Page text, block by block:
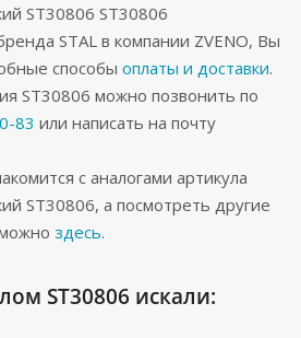
ST30806 ST30806
STAL в компании ZVENO, Вы
способы оплаты и доставки.
ST30806 можно позвонить по
83 или написать на почту
с аналогами артикула
ST30806, а посмотреть другие
здесь.
ST30806 искали: